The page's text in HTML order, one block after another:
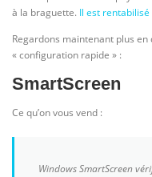
à la braguette. Il est
Regardons maintenant plus
« configuration rapide » :
SmartScreen
Ce qu’on vous vend :
Windows SmartScreen